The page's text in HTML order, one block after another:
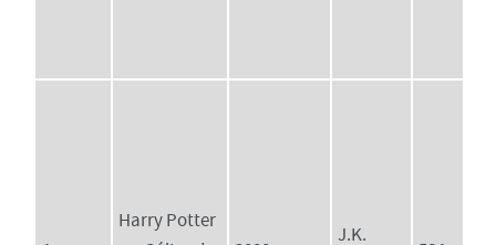
Harry Potter
J.K.